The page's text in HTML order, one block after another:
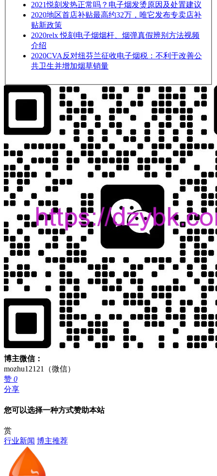
2021悦刻发热正常吗？电子烟发烫原因及处置建议
2020地区首店补贴最高约32万，唯它发布专卖店补
贴新政策
2020relx 悦刻电子烟烟杆、烟弹真假辨别方法视频
介绍
2020CVA反对纽芬兰征收电子烟税：不利于改善公
共卫生并增加烟草销量
博主微信：
mozhu12121（微信）
赞 0
分享
您可以选择一种方式赞助本站
赏
行业新闻 博主推荐